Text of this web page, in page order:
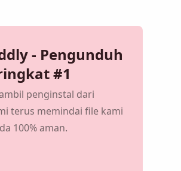
- Pengunduh
#1
penginstal dari
terus memindai file kami
100% aman.